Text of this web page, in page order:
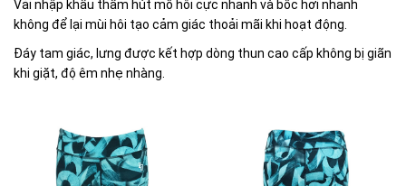
Vải nhập khẩu thấm hút mồ hôi cực nhanh và bốc hơi nhanh
không để lại mùi hôi tạo cảm giác thoải mãi khi hoạt động.
Đáy tam giác, lưng được kết hợp dòng thun cao cấp không bị giãn
khi giặt, độ êm nhẹ nhàng.